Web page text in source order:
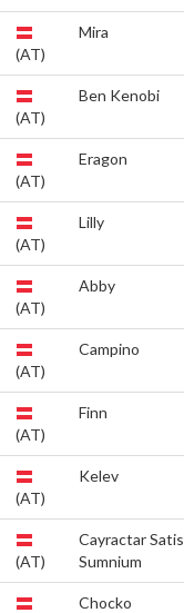
(AT)
Mira
(AT)
Ben Kenobi
(AT)
Eragon
(AT)
Lilly
(AT)
Abby
(AT)
Campino
(AT)
Finn
(AT)
Kelev
(AT)
Cayractar Satis
Sumnium
Chocko